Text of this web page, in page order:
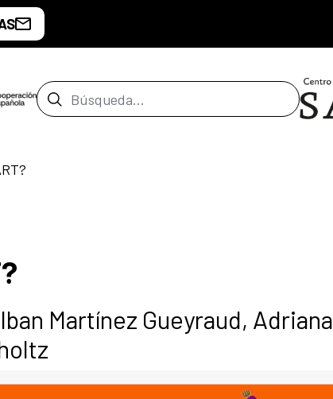
Barra de búsqueda
Martínez Gueyraud, Adriana